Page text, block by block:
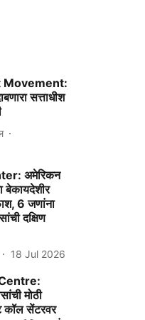
Movement:
सत्ताधीश
अमेरिकन
बेकायदेशीर
6 जणांना
दक्षिण
18 Jul 2026
मोठी
कॉल सेंटरवर